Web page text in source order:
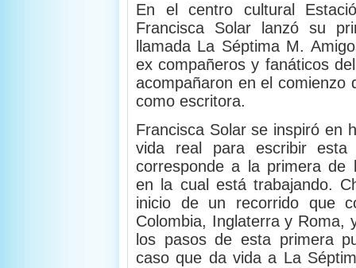
En el centro cultural
Francisca Solar lanzó su
llamada La Séptima M.
ex compañeros y fanáticos
acompañaron en el comienzo
como escritora.
Francisca Solar se inspiró en
vida real para escribir esta
corresponde a la primera de
en la cual está trabajando.
inicio de un recorrido que
Colombia, Inglaterra y Roma,
los pasos de esta primera
caso que da vida a La